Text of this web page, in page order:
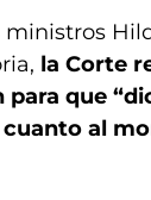
la Corte
que
al